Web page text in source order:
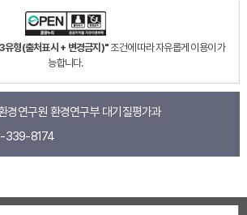
유형(출처표시 + 변경금지)"조건에 따라 자유롭게 이용이 가
능합니다.
경연구원 환경연구부 대기질평가과
339-8174